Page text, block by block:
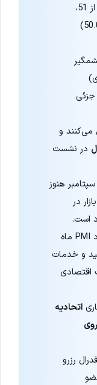
(کاهش از 51،
می‌کنند و
در نشست
هنوز
در
است.
در آمریکا، پیش‌بینی می‌شود PMI ماه
و خدمات
اقتصادی
اتحادیه
روی
رزرو